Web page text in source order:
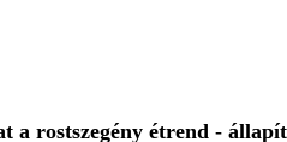
a rostszegény étrend -